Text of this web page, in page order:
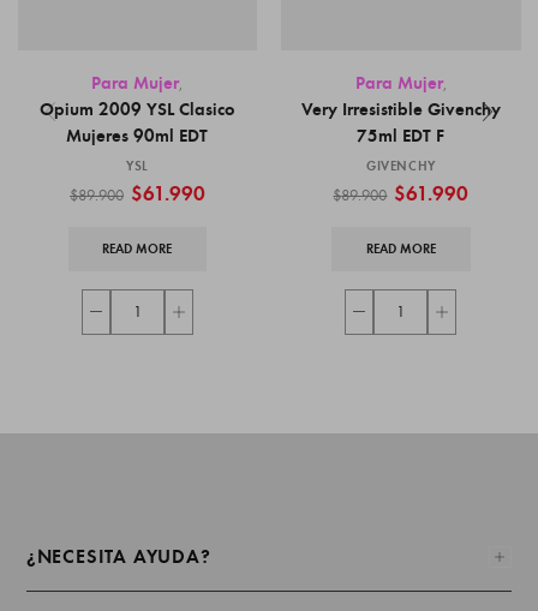
Para Mujer,
Opium 2009 YSL Clasico
Mujeres 90ml EDT
YSL
$89.900 $61.990
READ MORE
Para Mujer,
Very Irresistible Givenchy
75ml EDT F
GIVENCHY
$89.900 $61.990
READ MORE
¿NECESITA AYUDA?